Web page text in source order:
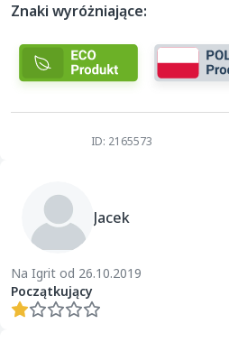
Znaki wyróżniające:
ID: 2165573
Jacek
Na Igrit od 26.10.2019
Początkujący